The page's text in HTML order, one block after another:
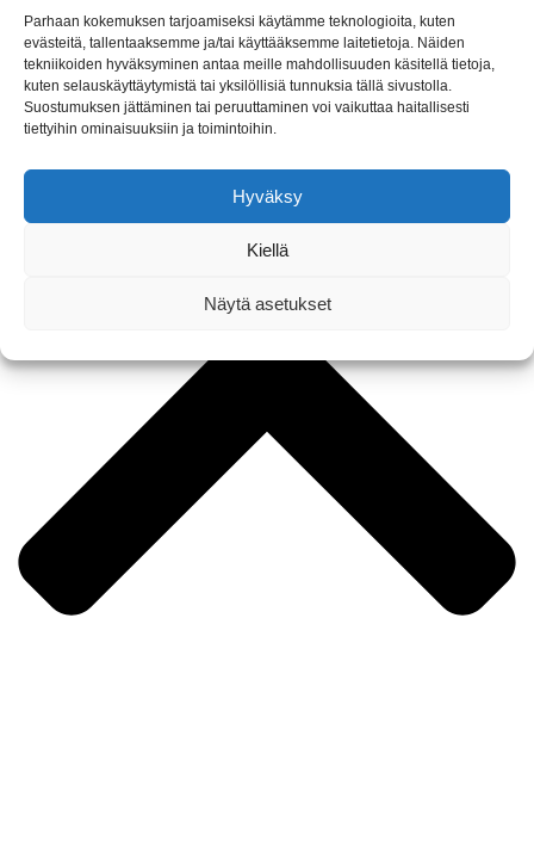
Parhaan kokemuksen tarjoamiseksi käytämme teknologioita, kuten
evästeitä, tallentaaksemme ja/tai käyttääksemme laitetietoja. Näiden
tekniikoiden hyväksyminen antaa meille mahdollisuuden käsitellä tietoja,
kuten selauskäyttäytymistä tai yksilöllisiä tunnuksia tällä sivustolla.
Suostumuksen jättäminen tai peruuttaminen voi vaikuttaa haitallisesti
tiettyihin ominaisuuksiin ja toimintoihin.
Hyväksy
Kiellä
Näytä asetukset